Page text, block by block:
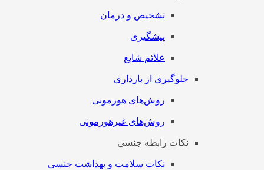
تشخیص و درمان
پیشگیری
علائم شایع
جلوگیری از بارداری
روش‌های هورمونی
روش‌های غیرهورمونی
نکات رابطه جنسی
نکات سلامت و بهداشت جنسی